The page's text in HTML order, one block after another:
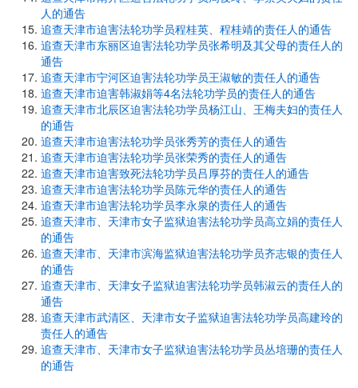
人的通告
追查天津市迫害法轮功学员程桂英、程桂靖的责任人的通告
追查天津市东丽区迫害法轮功学员张希明及其父母的责任人的
通告
追查天津市宁河区迫害法轮功学员王淑敏的责任人的通告
追查天津市迫害韩淑娟等4名法轮功学员的责任人的通告
追查天津市北辰区迫害法轮功学员杨江山、王梅夫妇的责任人
的通告
追查天津市迫害法轮功学员张秀芳的责任人的通告
追查天津市迫害法轮功学员张荣秀的责任人的通告
追查天津市迫害致死法轮功学员吕厚芬的责任人的通告
追查天津市迫害法轮功学员陈元华的责任人的通告
追查天津市迫害法轮功学员李永泉的责任人的通告
追查天津市、天津市女子监狱迫害法轮功学员高立娟的责任人
的通告
追查天津市、天津市滨海监狱迫害法轮功学员齐志银的责任人
的通告
追查天津市、天津女子监狱迫害法轮功学员韩淑云的责任人的
通告
追查天津市武清区、天津市女子监狱迫害法轮功学员高建玲的
责任人的通告
追查天津市、天津市女子监狱迫害法轮功学员丛培珊的责任人
的通告